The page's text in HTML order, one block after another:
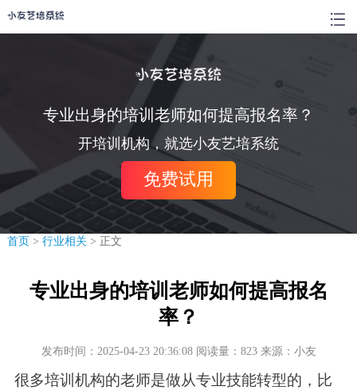
专业出身的培训老师如何提高报名率？
开培训机构，就选小友艺培系统
免费试用
首页> 行业相关> 正文
专业出身的培训老师如何提高报名
率？
发布时间：2025-04-23 20:36:08 阅读量：823 来源：小友
很多培训机构的老师是做从专业技能转型的，比